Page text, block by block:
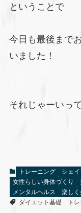
ということで
今日も最後まで
いました！
それじゃーいっ
トレーニング シェ
女性らしい身体づくり
メンタルヘルス
楽し
ダイエット基礎
ト